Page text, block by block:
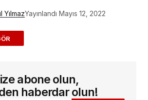
YılmazYayınlandı Mayıs 12, 2022
yayınlanmayacak.
abone olun,
haberdar olun!